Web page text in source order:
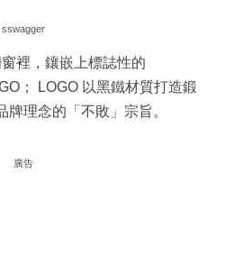
sswagger
裡，鑲嵌上標誌性的
； LOGO 以黑鐵材質打造鍛
理念的「不敗」宗旨。
廣告